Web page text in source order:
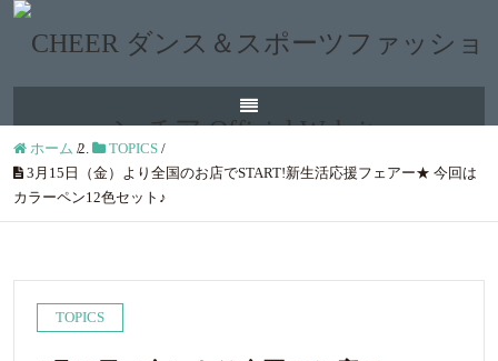
ホーム / TOPICS /
3月15日（金）より全国のお店でSTART!新生活応援フェアー★ 今回は
カラーペン12色セット♪
TOPICS